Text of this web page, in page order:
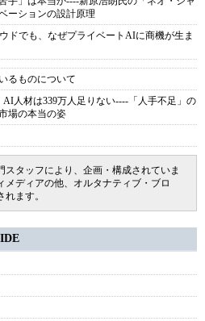
ーションの設計原理
ドでも、なぜプライベートAIに商機が生ま
るものについて
AI人材は339万人足りない----「人手不足」の
場の本当の姿
タッフにより、企画・構成されていま
ディアの他、オルタナティブ・ブロ
ます。